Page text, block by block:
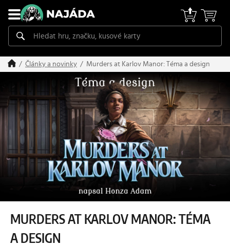
Články a novinky Murders at Karlov Manor: Téma a design
MURDERS AT KARLOV MANOR: TÉMA
A DESIGN